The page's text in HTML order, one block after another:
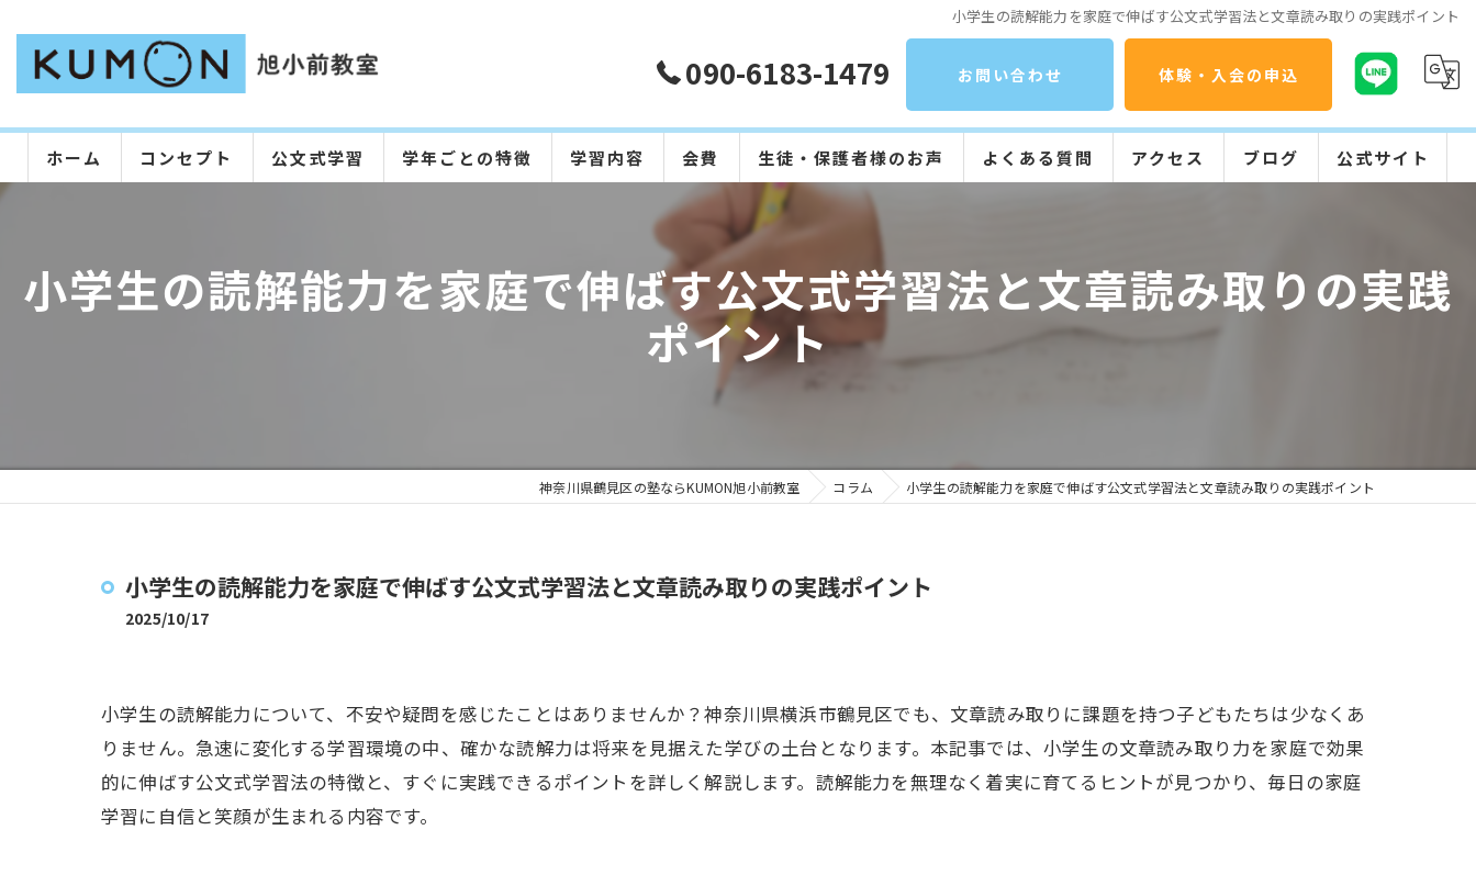
小学生の読解能力を家庭で伸ばす公文式学習法と文章読み取りの実践ポイント
090-6183-1479 お問い合わせ 体験・入会の申込
ホーム コンセプト 公文式学習 学年ごとの特徴 学習内容
数学
会費 生徒・保護者様のお声 よくある質問 アクセス ブログ 公式サイト
入会までの流れ
小学生の読解能力を家庭で伸ばす公文式学習法と文章読み取りの実践
ポイント
神奈川県鶴見区の塾ならKUMON旭小前教室 コラム 小学生の読解能力を家庭で伸ばす公文式学習法と文章読み取りの実践ポイント
小学生の読解能力を家庭で伸ばす公文式学習法と文章読み取りの実践ポイント
2025/10/17
小学生の読解能力について、不安や疑問を感じたことはありませんか？神奈川県横浜市鶴見区でも、文章読み取りに課題を持つ子どもたちは少なくあ
りません。急速に変化する学習環境の中、確かな読解力は将来を見据えた学びの土台となります。本記事では、小学生の文章読み取り力を家庭で効果
的に伸ばす公文式学習法の特徴と、すぐに実践できるポイントを詳しく解説します。読解能力を無理なく着実に育てるヒントが見つかり、毎日の家庭
学習に自信と笑顔が生まれる内容です。